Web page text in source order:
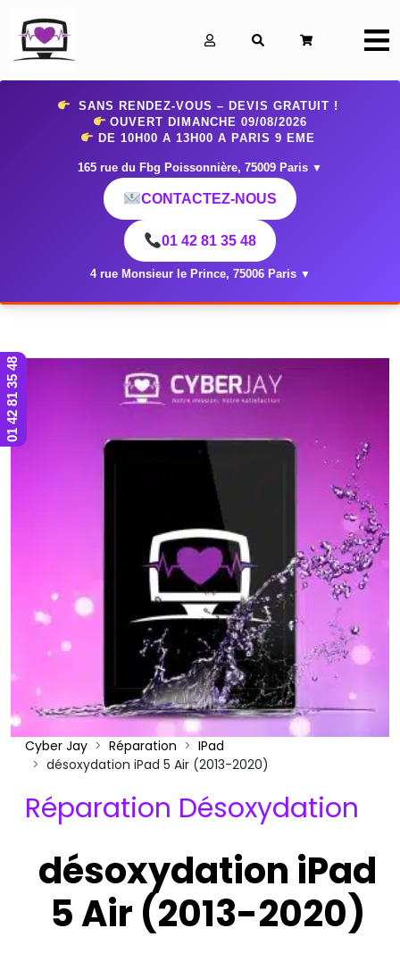
SANS RENDEZ-VOUS – DEVIS GRATUIT !
OUVERT DIMANCHE 09/08/2026
DE 10H00 A 13H00 A PARIS 9 EME
165 rue du Fbg Poissonnière, 75009 Paris ▼
CONTACTEZ-NOUS
01 42 81 35 48
4 rue Monsieur le Prince, 75006 Paris ▼
Cyber Jay Réparation
IPad
désoxydation iPad 5 Air (2013-2020)
Réparation Désoxydation
désoxydation iPad
5 Air (2013-2020)
01 42 81 35 48